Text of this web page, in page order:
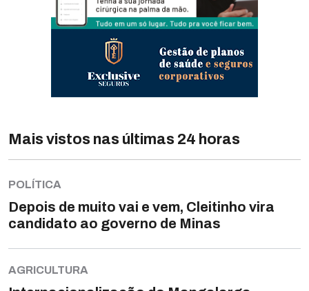
Mais vistos nas últimas 24 horas
POLÍTICA
Depois de muito vai e vem, Cleitinho vira
candidato ao governo de Minas
AGRICULTURA